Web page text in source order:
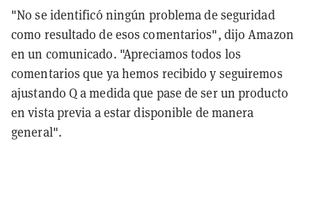
"No se identificó ningún problema de seguridad
como resultado de esos comentarios", dijo Amazon
en un comunicado. "Apreciamos todos los
comentarios que ya hemos recibido y seguiremos
ajustando Q a medida que pase de ser un producto
en vista previa a estar disponible de manera
general".